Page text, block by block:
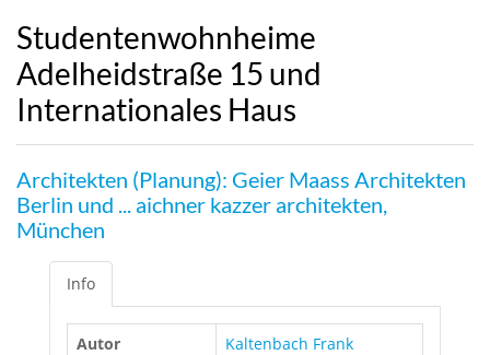
Studentenwohnheime
Adelheidstraße 15 und
Internationales Haus
Architekten (Planung): Geier Maass Architekten
Berlin und ... aichner kazzer architekten,
München
Info
Autor
Kaltenbach Frank